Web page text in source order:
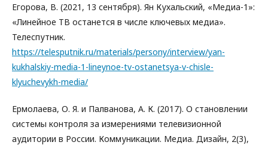
Егорова, В. (2021, 13 сентября). Ян Кухальский, «Медиа-1»:
«Линейное ТВ останется в числе ключевых медиа».
Телеспутник.
https://telesputnik.ru/materials/persony/interview/yan-
kukhalskiy-media-1-lineynoe-tv-ostanetsya-v-chisle-
klyuchevykh-media/
Ермолаева, О. Я. и Палванова, А. К. (2017). О становлении
системы контроля за измерениями телевизионной
аудитории в России. Коммуникации. Медиа. Дизайн, 2(3),